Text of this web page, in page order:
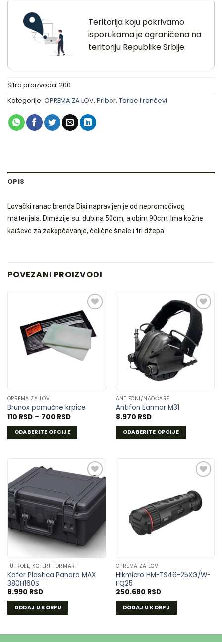
Teritorija koju pokrivamo
isporukama je ograničena na
teritoriju Republike Srbije.
Šifra proizvoda: 200
Kategorije: OPREMA ZA LOV, Pribor, Torbe i rančevi
OPIS
Lovački ranac brenda Dixi napravljen je od nepromočivog
materijala. Dimezije su: dubina 50cm, a obim 90cm. Ima kožne
kaiševe za zakopčavanje, čelične šnale i tri džepa.
POVEZANI PROIZVODI
DODAJ
LISTU
ŽELJA
OPREMA ZA LOV
Brunox pamučne krpice
110 RSD – 700 RSDRaspon
od
110 RSD
do
ODABERITE OPCIJE
više
varijanti.
Opcije
mogu
biti
izabrane
na
stranici
proizvoda.
DODAJ
U
LISTU
ŽELJA
ANTIFONI/NAOČARE
Antifon Earmor M31
8.970 RSD
ODABERITE OPCIJE
izabrane
proizvoda.
DODAJ
U
LISTU
FUTROLE, KOFERI I ORMARI
Kofer Plastica Panaro MAX
380H160S
8.990 RSD
DODAJ U KORPU
DODAJ
U
LISTU
OPREMA ZA LOV
Hikmicro HM-TS46-25XG/W-
FQ25
250.680 RSD
DODAJ U KORPU